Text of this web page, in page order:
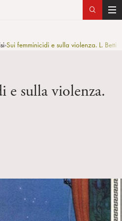
T
g
o
n
>Sui femminicidi e sulla violenza. L. Betti
e sulla violenza.